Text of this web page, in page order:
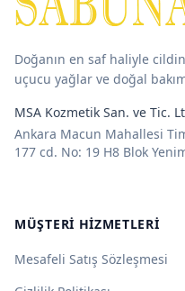
Doğanın en saf haliyle
uçucu yağlar ve doğal
MSA Kozmetik San. ve Tic.
Ankara Macun Mahallesi
177 cd. No: 19 H8 Blok
MÜŞTERI HIZMETLERI
Mesafeli Satış Sözleşmesi